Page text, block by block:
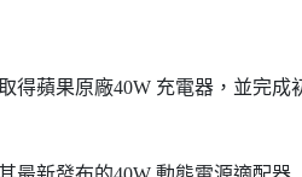
得蘋果原廠40W 充電器，並完成